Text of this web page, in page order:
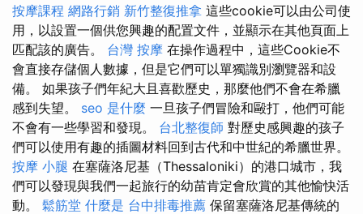
按摩課程 網路行銷 新竹整復推拿 這些cookie可以由公司使
用，以設置一個供您興趣的配置文件，並顯示在其他頁面上
匹配該的廣告。 台灣 按摩 在操作過程中，這些Cookie不
會直接存儲個人數據，但是它們可以單獨識別瀏覽器和設
備。 如果孩子們年紀大且喜歡歷史，那麼他們不會在希臘
感到失望。 seo 是什麼 一旦孩子們冒險和毆打，他們可能
不會有一些學習和發現。 台北整復師 對歷史感興趣的孩子
們可以使用有趣的插圖材料回到古代和中世紀的希臘世界。
按摩 小腿 在塞薩洛尼基（Thessaloniki）的港口城市，我
們可以發現與我們一起旅行的幼苗肯定會欣賞的其他愉快活
動。 鬆筋堂 什麼是 台中排毒推薦 保留塞薩洛尼基傳統的